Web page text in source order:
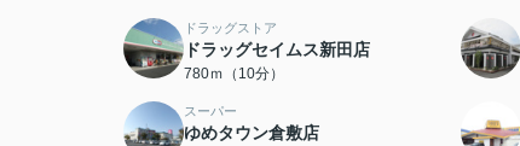
ドラッグストア
ドラッグセイムス新田店
780ｍ（10分）
スーパー
ゆめタウン倉敷店